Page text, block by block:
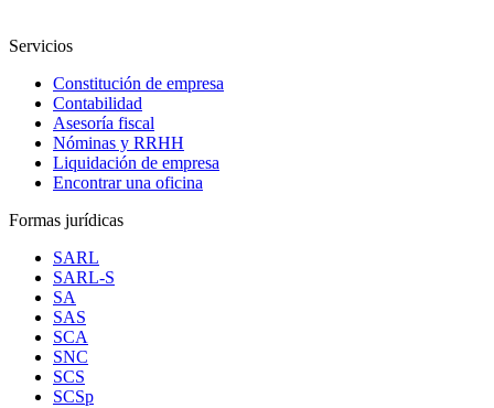
Servicios
Constitución de empresa
Contabilidad
Asesoría fiscal
Nóminas y RRHH
Liquidación de empresa
Encontrar una oficina
Formas jurídicas
SARL
SARL-S
SA
SAS
SCA
SNC
SCS
SCSp